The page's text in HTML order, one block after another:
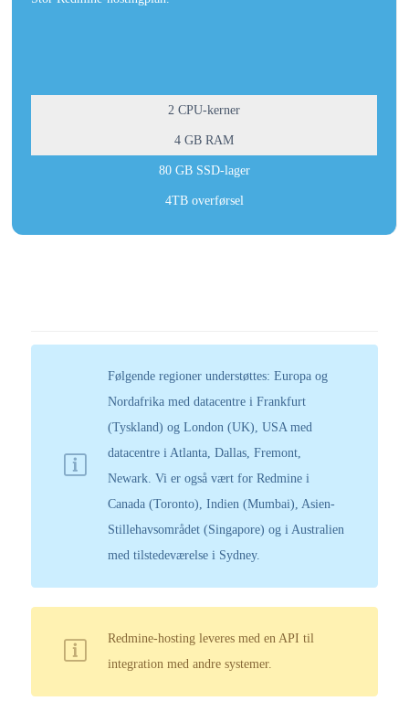
2 CPU-kerner
4 GB RAM
80 GB SSD-lager
4TB overførsel
Følgende regioner understøttes: Europa og
Nordafrika med datacentre i Frankfurt
(Tyskland) og London (UK), USA med
datacentre i Atlanta, Dallas, Fremont,
Newark. Vi er også vært for Redmine i
Canada (Toronto), Indien (Mumbai), Asien-
Stillehavsområdet (Singapore) og i Australien
med tilstedeværelse i Sydney.
Redmine-hosting leveres med en API til
integration med andre systemer.